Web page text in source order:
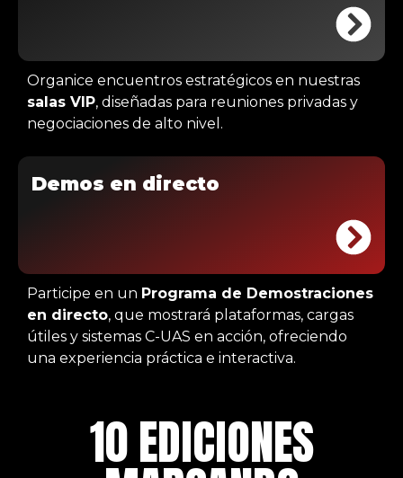
Organice encuentros estratégicos en nuestras
salas VIP, diseñadas para reuniones privadas y
negociaciones de alto nivel.
Demos en directo
Participe en un Programa de Demostraciones
en directo, que mostrará plataformas, cargas
útiles y sistemas C-UAS en acción, ofreciendo
una experiencia práctica e interactiva.
10 EDICIONES